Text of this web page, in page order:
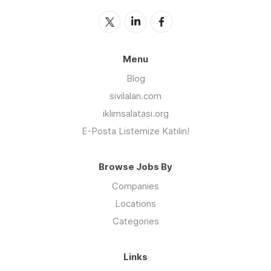
Menu
Blog
sivilalan.com
iklimsalatasi.org
E-Posta Listemize Katılın!
Browse Jobs By
Companies
Locations
Categories
Links